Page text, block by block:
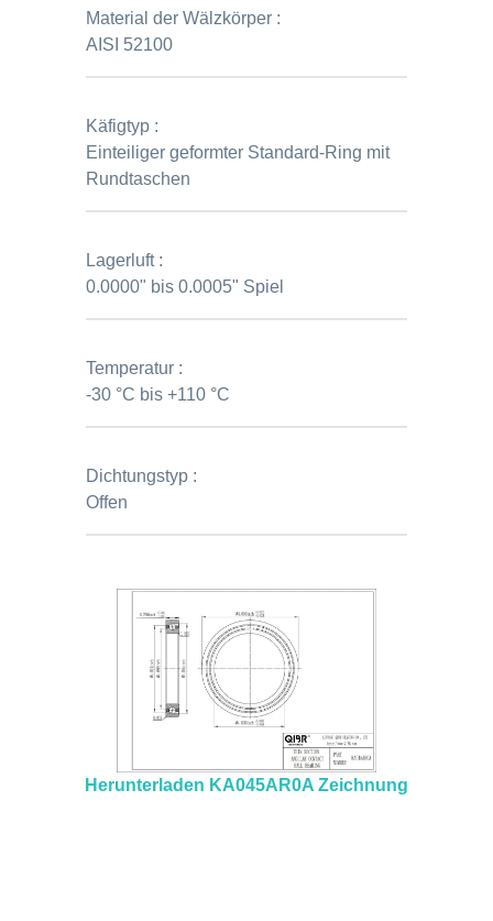
Material der Wälzkörper :
AISI 52100
Käfigtyp :
Einteiliger geformter Standard-Ring mit
Rundtaschen
Lagerluft :
0.0000" bis 0.0005" Spiel
Temperatur :
-30 °C bis +110 °C
Dichtungstyp :
Offen
Herunterladen KA045AR0A Zeichnung